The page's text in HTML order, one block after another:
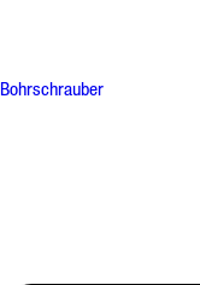
Bohrschrauber